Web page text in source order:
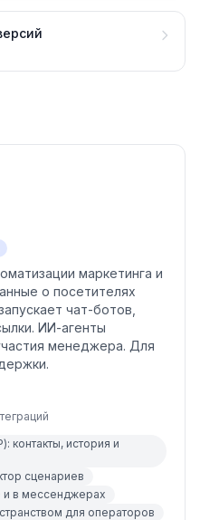
маркетинга и
о посетителях
чат-ботов,
ИИ-агенты
менеджера. Для
контакты, история и
сценариев
и в мессенджерах
для операторов